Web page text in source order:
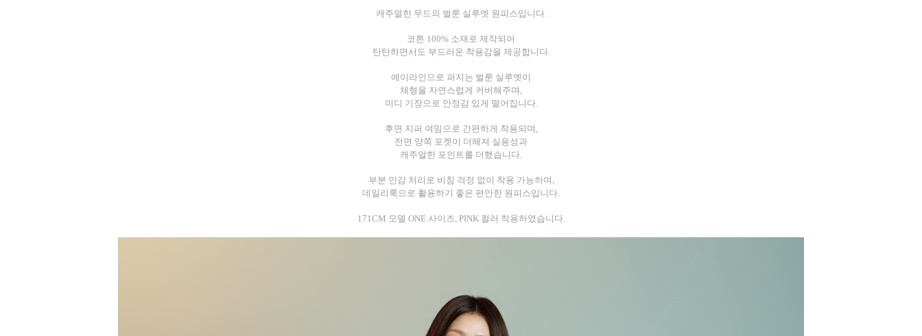
캐주얼한 무드의 벌룬 실루엣 원피스입니다.
코튼 100% 소재로 제작되어
탄탄하면서도 부드러운 착용감을 제공합니다.
에이라인으로 퍼지는 벌룬 실루엣이
체형을 자연스럽게 커버해주며,
미디 기장으로 안정감 있게 떨어집니다.
후면 지퍼 여밈으로 간편하게 착용되며,
전면 양쪽 포켓이 더해져 실용성과
캐주얼한 포인트를 더했습니다.
부분 안감 처리로 비침 걱정 없이 착용 가능하며,
데일리룩으로 활용하기 좋은 편안한 원피스입니다.
171CM 모델 ONE 사이즈, PINK 컬러 착용하였습니다.